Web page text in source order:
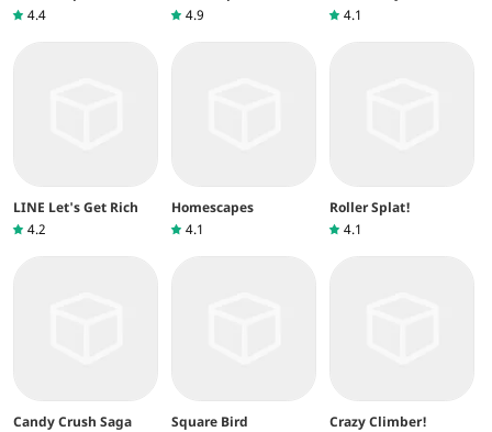
4.4
4.9
4.1
LINE Let's Get Rich
4.2
Homescapes
4.1
Roller Splat!
4.1
Candy Crush Saga
Square Bird
Crazy Climber!